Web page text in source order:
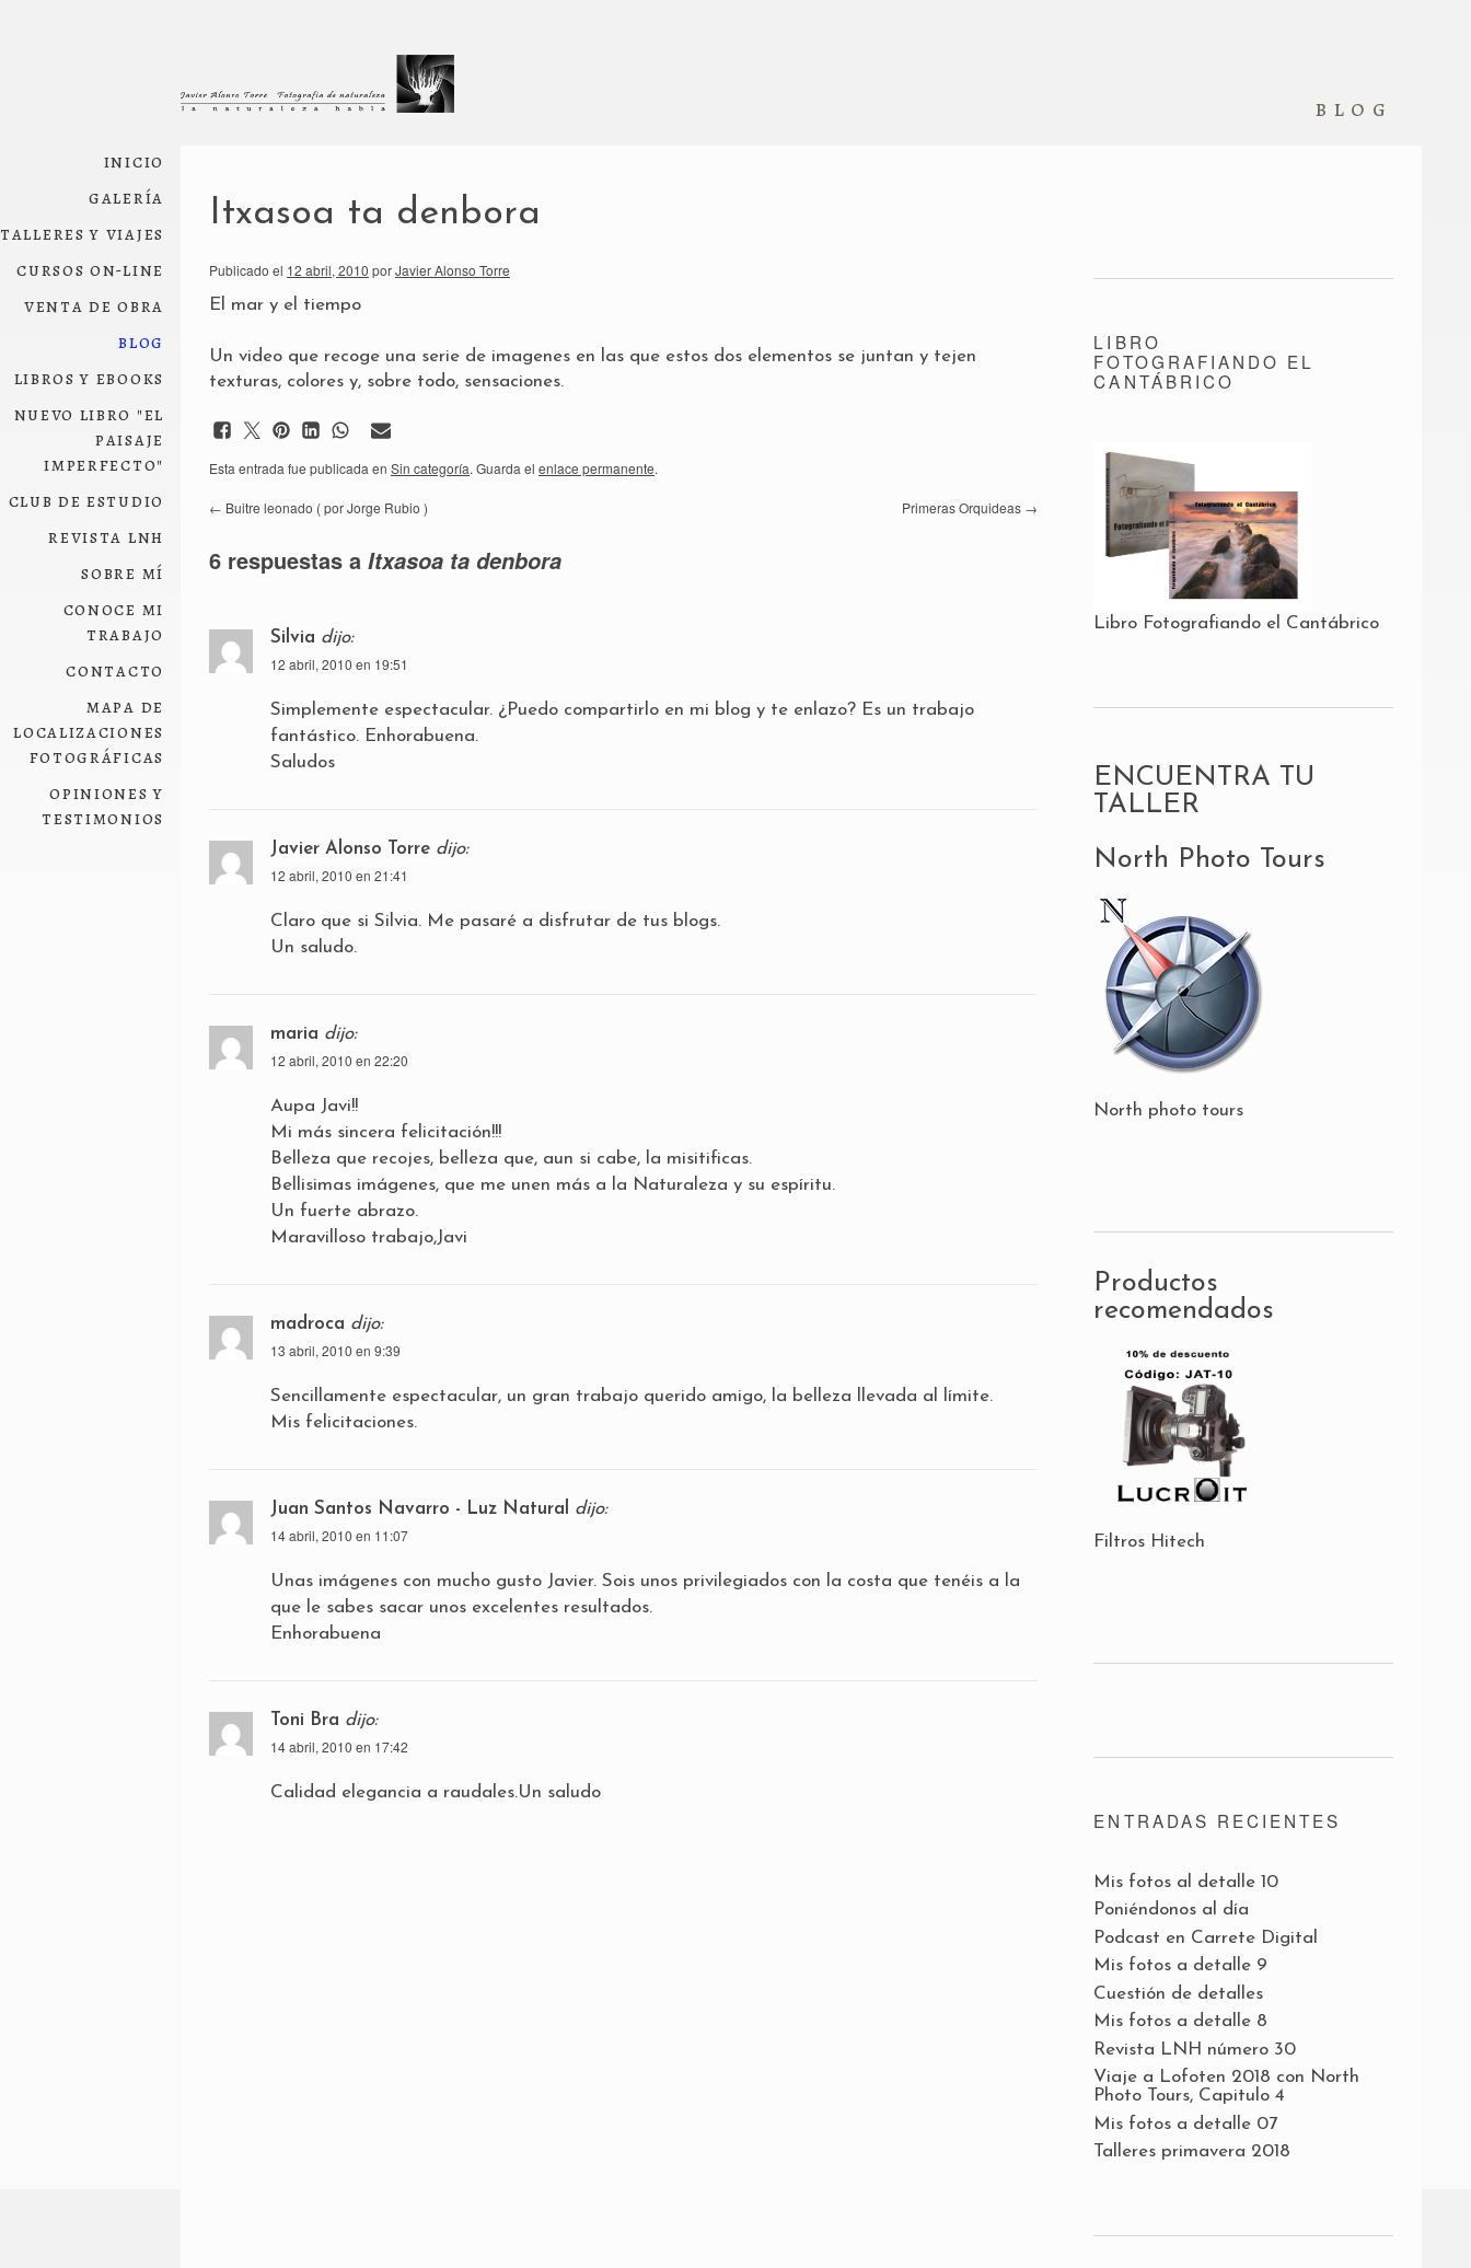
inicio
galería
talleres y viajes
cursos on-line
venta de obra
blog
libros y ebooks
nuevo libro "el
paisaje
imperfecto"
club de estudio
revista lnh
sobre mí
conoce mi
trabajo
contacto
mapa de
localizaciones
fotográficas
opiniones y
testimonios
blog
Itxasoa ta denbora
Publicado el 12 abril, 2010 porJavier Alonso Torre
El mar y el tiempo
Un video que recoge una serie de imagenes en las que estos dos elementos se juntan y tejen
texturas, colores y, sobre todo, sensaciones.
Esta entrada fue publicada en Sin categoría. Guarda el enlace permanente.
← Buitre leonado ( por Jorge Rubio ) Primeras Orquideas →
6 respuestas a Itxasoa ta denbora
Silvia dijo:
12 abril, 2010 en 19:51
Simplemente espectacular. ¿Puedo compartirlo en mi blog y te enlazo? Es un trabajo
fantástico. Enhorabuena.
Saludos
Javier Alonso Torre dijo:
12 abril, 2010 en 21:41
Claro que si Silvia. Me pasaré a disfrutar de tus blogs.
Un saludo.
maria dijo:
12 abril, 2010 en 22:20
Aupa Javi!!
Mi más sincera felicitación!!!
Belleza que recojes, belleza que, aun si cabe, la misitificas.
Bellisimas imágenes, que me unen más a la Naturaleza y su espíritu.
Un fuerte abrazo.
Maravilloso trabajo,Javi
madroca dijo:
13 abril, 2010 en 9:39
Sencillamente espectacular, un gran trabajo querido amigo, la belleza llevada al límite.
Mis felicitaciones.
Juan Santos Navarro - Luz Natural
dijo:
14 abril, 2010 en 11:07
Unas imágenes con mucho gusto Javier. Sois unos privilegiados con la costa que tenéis a la
que le sabes sacar unos excelentes resultados.
Enhorabuena
Toni Bra dijo:
14 abril, 2010 en 17:42
Calidad elegancia a raudales.Un saludo
LIBRO
FOTOGRAFIANDO EL
CANTÁBRICO
Libro Fotografiando el Cantábrico
ENCUENTRA TU
TALLER
North Photo Tours
North photo tours
Productos
recomendados
Filtros Hitech
ENTRADAS RECIENTES
Mis fotos al detalle 10
Poniéndonos al día
Podcast en Carrete Digital
Mis fotos a detalle 9
Cuestión de detalles
Mis fotos a detalle 8
Revista LNH número 30
Viaje a Lofoten 2018 con North
Photo Tours, Capitulo 4
Mis fotos a detalle 07
Talleres primavera 2018